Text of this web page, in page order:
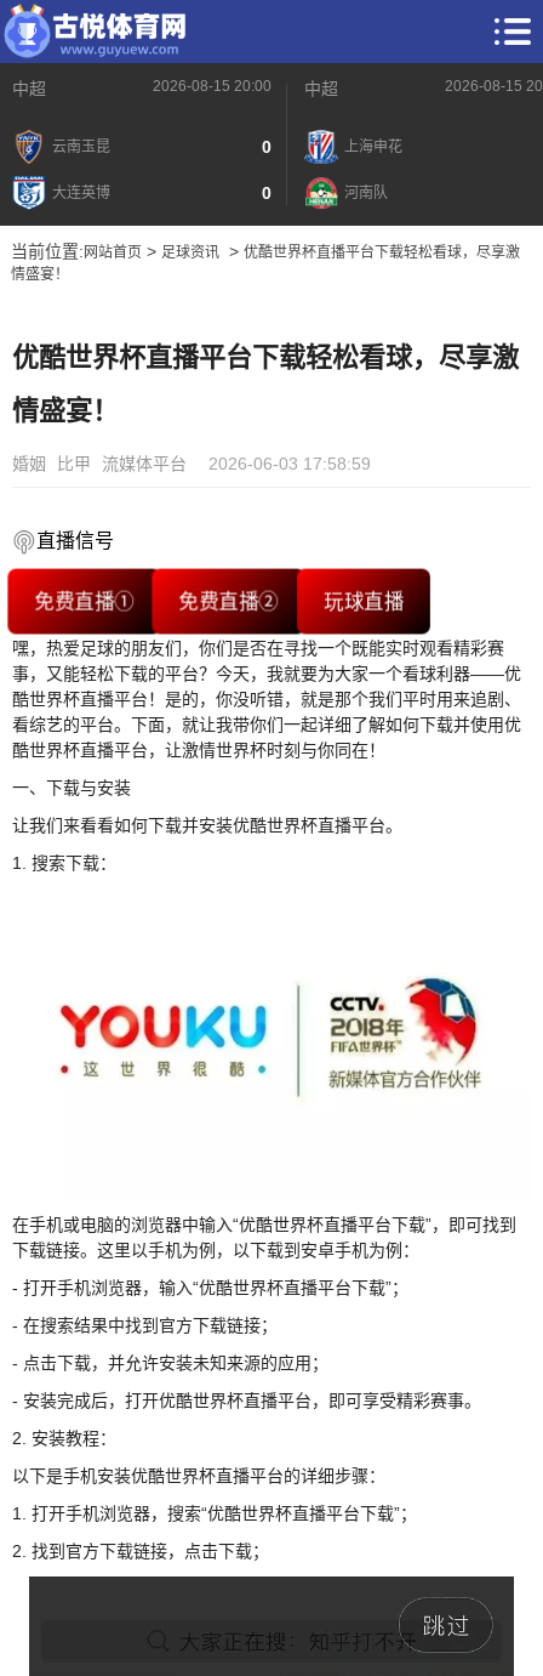
中超 2026-08-15 20:00
云南玉昆 0
大连英博 0
中超 2026-08-15
上海申花
河南队
当前位置: 网站首页> 足球资讯> 优酷世界杯直播平台下载轻松看球，尽享激
情盛宴！
优酷世界杯直播平台下载轻松看球，尽享激
情盛宴！
婚姻 比甲 流媒体平台 2026-06-03 17:58:59
直播信号
免费直播① 免费直播② 玩球直播
嘿，热爱足球的朋友们，你们是否在寻找一个既能实时观看精彩赛
事，又能轻松下载的平台？今天，我就要为大家一个看球利器——优
酷世界杯直播平台！是的，你没听错，就是那个我们平时用来追剧、
看综艺的平台。下面，就让我带你们一起详细了解如何下载并使用优
酷世界杯直播平台，让激情世界杯时刻与你同在！
一、下载与安装
让我们来看看如何下载并安装优酷世界杯直播平台。
1. 搜索下载：
在手机或电脑的浏览器中输入“优酷世界杯直播平台下载”，即可找到
下载链接。这里以手机为例，以下载到安卓手机为例：
- 打开手机浏览器，输入“优酷世界杯直播平台下载”；
- 在搜索结果中找到官方下载链接；
- 点击下载，并允许安装未知来源的应用；
- 安装完成后，打开优酷世界杯直播平台，即可享受精彩赛事。
2. 安装教程：
以下是手机安装优酷世界杯直播平台的详细步骤：
1. 打开手机浏览器，搜索“优酷世界杯直播平台下载”；
2. 找到官方下载链接，点击下载；